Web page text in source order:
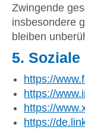
Zwingende
insbesondere
bleiben
5. Soziale
https://
https://
https://
https://